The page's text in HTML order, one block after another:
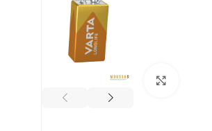
05 25 62 62 25